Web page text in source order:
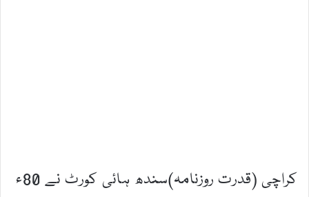
کراچی (قدرت روزنامہ)سندھ ہائی کورٹ نے 80ء